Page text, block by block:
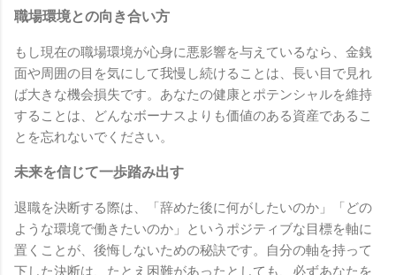
職場環境との向き合い方
もし現在の職場環境が心身に悪影響を与えているなら、金銭
面や周囲の目を気にして我慢し続けることは、長い目で見れ
ば大きな機会損失です。あなたの健康とポテンシャルを維持
することは、どんなボーナスよりも価値のある資産であるこ
とを忘れないでください。
未来を信じて一歩踏み出す
退職を決断する際は、「辞めた後に何がしたいのか」「どの
ような環境で働きたいのか」というポジティブな目標を軸に
置くことが、後悔しないための秘訣です。自分の軸を持って
下した決断は、たとえ困難があったとしても、必ずあなたを